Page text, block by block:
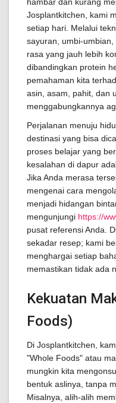
hambar dan kurang
Josplantkitchen, kami
setiap hari. Melalui
sayuran, umbi-
rasa yang jauh lebih
dibandingkan protein
pemahaman kita
asin, asam, pahit, dan
menggabungkannya
Perjalanan menuju
destinasi yang bisa
proses belajar yang
kesalahan di dapur
Jika Anda merasa
mengenai cara
menjadi hidangan
mengunjungi https://
pusat referensi Anda.
sekadar resep; kami
menghargai setiap
memastikan tidak ada
Kekuatan
Foods)
Di Josplantkitchen,
"Whole Foods" atau
mungkin kita
bentuk aslinya, tanpa
Misalnya, alih-alih